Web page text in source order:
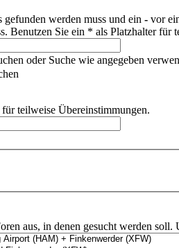
gefunden werden muss und ein - vor
Benutzen Sie ein * als Platzhalter für
oder Suche wie angegeben
teilweise Übereinstimmungen.
aus, in denen gesucht werden